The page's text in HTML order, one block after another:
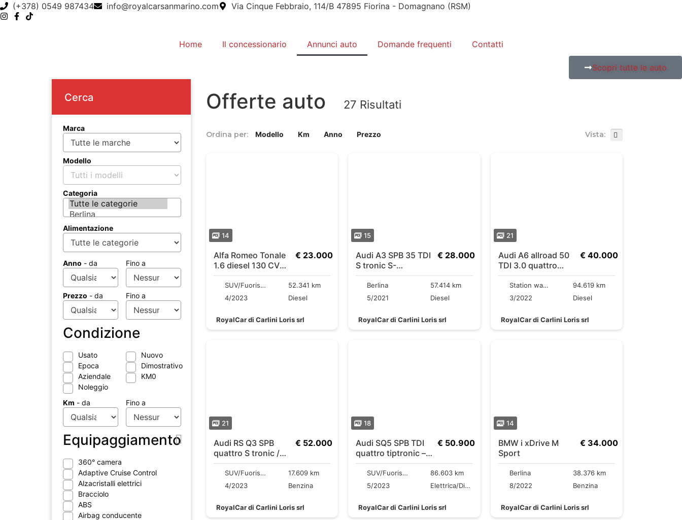
(+378) 0549 987434 info@royalcarsanmarino.com Via Cinque Febbraio, 114/B 47895 Fiorina - Domagnano (RSM)
Home Il concessionario Annunci auto Domande frequenti Contatti
Scopri tutte le auto
Offerte auto 27 Risultati
Ordina per: Modello Km Anno Prezzo Vista:
14
Alfa Romeo Tonale
1.6 diesel 130 CV
TCT6 Super
€ 23.000
SUV/Fuoristrada/Pick-up
52.341 km
4/2023
Diesel
RoyalCar di Carlini Loris srl
15
Audi A3 SPB 35 TDI
S tronic S-
LineEsterno R19
€ 28.000
Berlina
57.414 km
5/2021
Diesel
RoyalCar di Carlini Loris srl
21
Audi A6 allroad 50
TDI 3.0 quattro
tiptronic
€ 40.000
Station wagon
94.619 km
3/2022
Diesel
RoyalCar di Carlini Loris srl
21
Audi RS Q3 SPB
quattro S tronic /
R21
€ 52.000
SUV/Fuoristrada/Pick-up
17.609 km
4/2023
Benzina
RoyalCar di Carlini Loris srl
18
Audi SQ5 SPB TDI
quattro tiptronic –
SOSP
PNEUMATICHE
€ 50.900
SUV/Fuoristrada/Pick-up
86.603 km
5/2023
Elettrica/Diesel
RoyalCar di Carlini Loris srl
14
BMW i xDrive M
Sport
€ 34.000
Berlina
38.376 km
8/2022
Benzina
RoyalCar di Carlini Loris srl
Cerca
Marca
Modello
Categoria
Alimentazione
Anno - da Fino a
Prezzo - da Fino a
Condizione
Usato
Nuovo
Epoca
Dimostrativo
Aziendale
KM0
Noleggio
Km - da Fino a
Equipaggiamento
360° camera
Adaptive Cruise Control
Alzacristalli elettrici
Bracciolo
ABS
Airbag conducente